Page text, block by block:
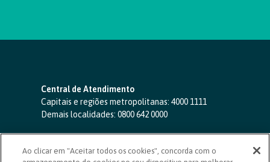
Central de Atendimento
Capitais e regiões metropolitanas: 4000 1111
Demais localidades: 0800 642 0000
SAC 24 horas-0800 724 4420
Ouvidoria
Ao clicar em "Aceitar todos os cookies", concorda com o